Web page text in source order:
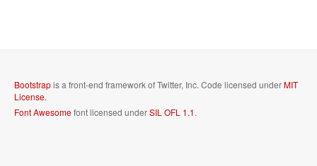
Bootstrapis a front-end framework of Twitter, Inc. Code licensed underMIT
License.
Font Awesomefont licensed underSIL OFL 1.1.